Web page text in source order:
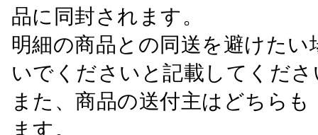
品に同封されます。
明細の商品との同送を避けた
いでくださいと記載してくださ
また、商品の送付主はどちら
ます。